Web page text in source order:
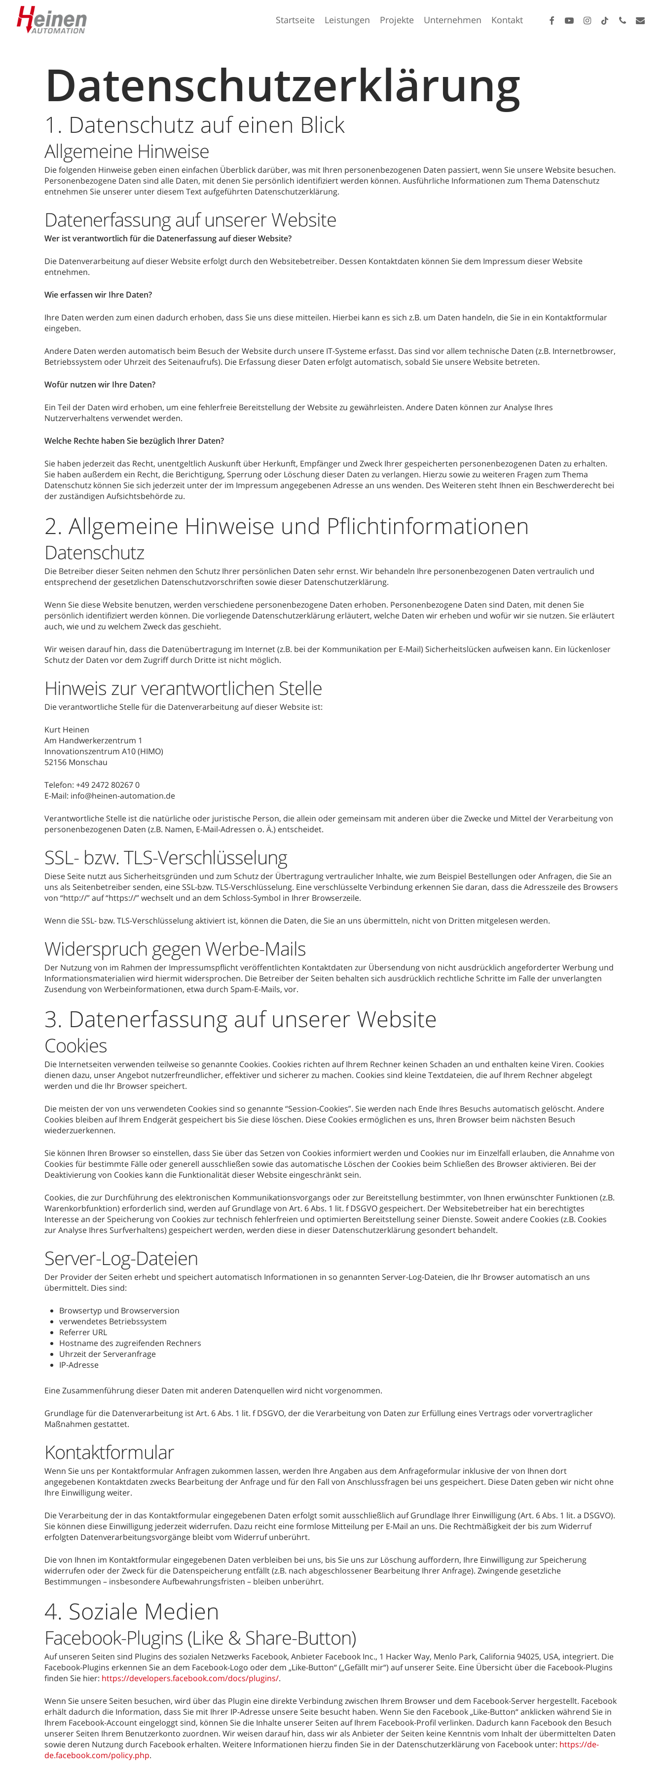
main
Startseite Leistungen Projekte Unternehmen Kontakt facebookyoutubeinstagram
tiktok phoneemail
Datenschutzerklärung
1. Datenschutz auf einen Blick
Allgemeine Hinweise
Die folgenden Hinweise geben einen einfachen Überblick darüber, was mit Ihren personenbezogenen Daten passiert, wenn Sie unsere Website besuchen.
Personenbezogene Daten sind alle Daten, mit denen Sie persönlich identifiziert werden können. Ausführliche Informationen zum Thema Datenschutz
entnehmen Sie unserer unter diesem Text aufgeführten Datenschutzerklärung.
Datenerfassung auf unserer Website
Wer ist verantwortlich für die Datenerfassung auf dieser Website?
Die Datenverarbeitung auf dieser Website erfolgt durch den Websitebetreiber. Dessen Kontaktdaten können Sie dem Impressum dieser Website
entnehmen.
Wie erfassen wir Ihre Daten?
Ihre Daten werden zum einen dadurch erhoben, dass Sie uns diese mitteilen. Hierbei kann es sich z.B. um Daten handeln, die Sie in ein Kontaktformular
eingeben.
Andere Daten werden automatisch beim Besuch der Website durch unsere IT-Systeme erfasst. Das sind vor allem technische Daten (z.B. Internetbrowser,
Betriebssystem oder Uhrzeit des Seitenaufrufs). Die Erfassung dieser Daten erfolgt automatisch, sobald Sie unsere Website betreten.
Wofür nutzen wir Ihre Daten?
Ein Teil der Daten wird erhoben, um eine fehlerfreie Bereitstellung der Website zu gewährleisten. Andere Daten können zur Analyse Ihres
Nutzerverhaltens verwendet werden.
Welche Rechte haben Sie bezüglich Ihrer Daten?
Sie haben jederzeit das Recht, unentgeltlich Auskunft über Herkunft, Empfänger und Zweck Ihrer gespeicherten personenbezogenen Daten zu erhalten.
Sie haben außerdem ein Recht, die Berichtigung, Sperrung oder Löschung dieser Daten zu verlangen. Hierzu sowie zu weiteren Fragen zum Thema
Datenschutz können Sie sich jederzeit unter der im Impressum angegebenen Adresse an uns wenden. Des Weiteren steht Ihnen ein Beschwerderecht bei
der zuständigen Aufsichtsbehörde zu.
2. Allgemeine Hinweise und Pflichtinformationen
Datenschutz
Die Betreiber dieser Seiten nehmen den Schutz Ihrer persönlichen Daten sehr ernst. Wir behandeln Ihre personenbezogenen Daten vertraulich und
entsprechend der gesetzlichen Datenschutzvorschriften sowie dieser Datenschutzerklärung.
Wenn Sie diese Website benutzen, werden verschiedene personenbezogene Daten erhoben. Personenbezogene Daten sind Daten, mit denen Sie
persönlich identifiziert werden können. Die vorliegende Datenschutzerklärung erläutert, welche Daten wir erheben und wofür wir sie nutzen. Sie erläutert
auch, wie und zu welchem Zweck das geschieht.
Wir weisen darauf hin, dass die Datenübertragung im Internet (z.B. bei der Kommunikation per E-Mail) Sicherheitslücken aufweisen kann. Ein lückenloser
Schutz der Daten vor dem Zugriff durch Dritte ist nicht möglich.
Hinweis zur verantwortlichen Stelle
Die verantwortliche Stelle für die Datenverarbeitung auf dieser Website ist:
Kurt Heinen
Am Handwerkerzentrum 1
Innovationszentrum A10 (HIMO)
52156 Monschau
Telefon: +49 2472 80267 0
E-Mail: info@heinen-automation.de
Verantwortliche Stelle ist die natürliche oder juristische Person, die allein oder gemeinsam mit anderen über die Zwecke und Mittel der Verarbeitung von
personenbezogenen Daten (z.B. Namen, E-Mail-Adressen o. Ä.) entscheidet.
SSL- bzw. TLS-Verschlüsselung
Diese Seite nutzt aus Sicherheitsgründen und zum Schutz der Übertragung vertraulicher Inhalte, wie zum Beispiel Bestellungen oder Anfragen, die Sie an
uns als Seitenbetreiber senden, eine SSL-bzw. TLS-Verschlüsselung. Eine verschlüsselte Verbindung erkennen Sie daran, dass die Adresszeile des Browsers
von “http://” auf “https://” wechselt und an dem Schloss-Symbol in Ihrer Browserzeile.
Wenn die SSL- bzw. TLS-Verschlüsselung aktiviert ist, können die Daten, die Sie an uns übermitteln, nicht von Dritten mitgelesen werden.
Widerspruch gegen Werbe-Mails
Der Nutzung von im Rahmen der Impressumspflicht veröffentlichten Kontaktdaten zur Übersendung von nicht ausdrücklich angeforderter Werbung und
Informationsmaterialien wird hiermit widersprochen. Die Betreiber der Seiten behalten sich ausdrücklich rechtliche Schritte im Falle der unverlangten
Zusendung von Werbeinformationen, etwa durch Spam-E-Mails, vor.
3. Datenerfassung auf unserer Website
Cookies
Die Internetseiten verwenden teilweise so genannte Cookies. Cookies richten auf Ihrem Rechner keinen Schaden an und enthalten keine Viren. Cookies
dienen dazu, unser Angebot nutzerfreundlicher, effektiver und sicherer zu machen. Cookies sind kleine Textdateien, die auf Ihrem Rechner abgelegt
werden und die Ihr Browser speichert.
Die meisten der von uns verwendeten Cookies sind so genannte “Session-Cookies”. Sie werden nach Ende Ihres Besuchs automatisch gelöscht. Andere
Cookies bleiben auf Ihrem Endgerät gespeichert bis Sie diese löschen. Diese Cookies ermöglichen es uns, Ihren Browser beim nächsten Besuch
wiederzuerkennen.
Sie können Ihren Browser so einstellen, dass Sie über das Setzen von Cookies informiert werden und Cookies nur im Einzelfall erlauben, die Annahme von
Cookies für bestimmte Fälle oder generell ausschließen sowie das automatische Löschen der Cookies beim Schließen des Browser aktivieren. Bei der
Deaktivierung von Cookies kann die Funktionalität dieser Website eingeschränkt sein.
Cookies, die zur Durchführung des elektronischen Kommunikationsvorgangs oder zur Bereitstellung bestimmter, von Ihnen erwünschter Funktionen (z.B.
Warenkorbfunktion) erforderlich sind, werden auf Grundlage von Art. 6 Abs. 1 lit. f DSGVO gespeichert. Der Websitebetreiber hat ein berechtigtes
Interesse an der Speicherung von Cookies zur technisch fehlerfreien und optimierten Bereitstellung seiner Dienste. Soweit andere Cookies (z.B. Cookies
zur Analyse Ihres Surfverhaltens) gespeichert werden, werden diese in dieser Datenschutzerklärung gesondert behandelt.
Server-Log-Dateien
Der Provider der Seiten erhebt und speichert automatisch Informationen in so genannten Server-Log-Dateien, die Ihr Browser automatisch an uns
übermittelt. Dies sind:
Browsertyp und Browserversion
verwendetes Betriebssystem
Referrer URL
Hostname des zugreifenden Rechners
Uhrzeit der Serveranfrage
IP-Adresse
Eine Zusammenführung dieser Daten mit anderen Datenquellen wird nicht vorgenommen.
Grundlage für die Datenverarbeitung ist Art. 6 Abs. 1 lit. f DSGVO, der die Verarbeitung von Daten zur Erfüllung eines Vertrags oder vorvertraglicher
Maßnahmen gestattet.
Kontaktformular
Wenn Sie uns per Kontaktformular Anfragen zukommen lassen, werden Ihre Angaben aus dem Anfrageformular inklusive der von Ihnen dort
angegebenen Kontaktdaten zwecks Bearbeitung der Anfrage und für den Fall von Anschlussfragen bei uns gespeichert. Diese Daten geben wir nicht ohne
Ihre Einwilligung weiter.
Die Verarbeitung der in das Kontaktformular eingegebenen Daten erfolgt somit ausschließlich auf Grundlage Ihrer Einwilligung (Art. 6 Abs. 1 lit. a DSGVO).
Sie können diese Einwilligung jederzeit widerrufen. Dazu reicht eine formlose Mitteilung per E-Mail an uns. Die Rechtmäßigkeit der bis zum Widerruf
erfolgten Datenverarbeitungsvorgänge bleibt vom Widerruf unberührt.
Die von Ihnen im Kontaktformular eingegebenen Daten verbleiben bei uns, bis Sie uns zur Löschung auffordern, Ihre Einwilligung zur Speicherung
widerrufen oder der Zweck für die Datenspeicherung entfällt (z.B. nach abgeschlossener Bearbeitung Ihrer Anfrage). Zwingende gesetzliche
Bestimmungen – insbesondere Aufbewahrungsfristen – bleiben unberührt.
4. Soziale Medien
Facebook-Plugins (Like & Share-Button)
Auf unseren Seiten sind Plugins des sozialen Netzwerks Facebook, Anbieter Facebook Inc., 1 Hacker Way, Menlo Park, California 94025, USA, integriert. Die
Facebook-Plugins erkennen Sie an dem Facebook-Logo oder dem „Like-Button“ („Gefällt mir“) auf unserer Seite. Eine Übersicht über die Facebook-Plugins
finden Sie hier: https://developers.facebook.com/docs/plugins/.
Wenn Sie unsere Seiten besuchen, wird über das Plugin eine direkte Verbindung zwischen Ihrem Browser und dem Facebook-Server hergestellt. Facebook
erhält dadurch die Information, dass Sie mit Ihrer IP-Adresse unsere Seite besucht haben. Wenn Sie den Facebook „Like-Button“ anklicken während Sie in
Ihrem Facebook-Account eingeloggt sind, können Sie die Inhalte unserer Seiten auf Ihrem Facebook-Profil verlinken. Dadurch kann Facebook den Besuch
unserer Seiten Ihrem Benutzerkonto zuordnen. Wir weisen darauf hin, dass wir als Anbieter der Seiten keine Kenntnis vom Inhalt der übermittelten Daten
sowie deren Nutzung durch Facebook erhalten. Weitere Informationen hierzu finden Sie in der Datenschutzerklärung von Facebook unter: https://de-
de.facebook.com/policy.php.